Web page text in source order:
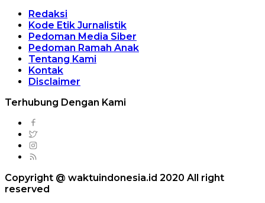
Redaksi
Kode Etik Jurnalistik
Pedoman Media Siber
Pedoman Ramah Anak
Tentang Kami
Kontak
Disclaimer
Terhubung Dengan Kami
Copyright @ waktuindonesia.id 2020 All right
reserved